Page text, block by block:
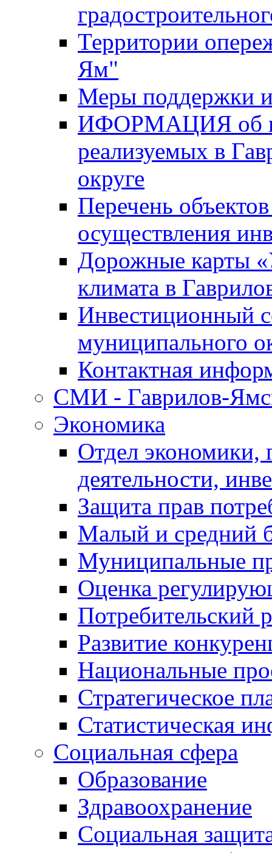
Территории
Ям"
Меры поддержки
ИФОРМАЦИЯ об
реализуемых в
округе
Перечень
осуществления
Дорожные карты
климата в
Инвестиционный
муниципального
Контактная
СМИ - Гаврилов-
Экономика
Отдел экономики,
деятельности,
Защита прав
Малый и средний
Муниципальные
Оценка
Потребительский
Развитие
Национальные
Стратегическое
Статистическая
Социальная сфера
Образование
Здравоохранение
Социальная